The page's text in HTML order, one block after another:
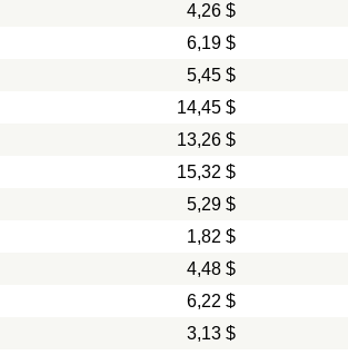
4,26 $
6,19 $
5,45 $
14,45 $
13,26 $
15,32 $
5,29 $
1,82 $
4,48 $
6,22 $
3,13 $